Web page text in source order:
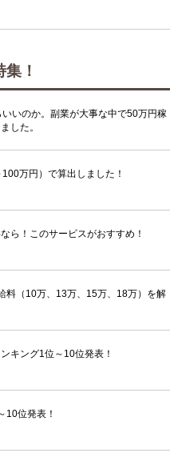
！
いのか。副業が大事な中で50万円稼
した。
万円）で算出しました！
ら！このサービスがおすすめ！
料（10万、13万、15万、18万）を解
キング1位～10位発表！
10位発表！